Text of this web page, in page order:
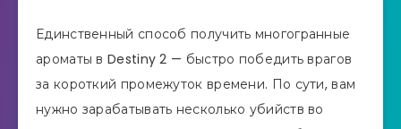
Единственный способ получить многогранные
ароматы в Destiny 2 — быстро победить врагов
за короткий промежуток времени. По сути, вам
нужно зарабатывать несколько убийств во